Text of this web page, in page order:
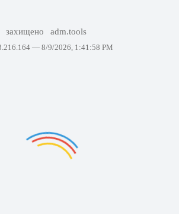
захищено adm.tools
— 8/9/2026, 1:41:58 PM